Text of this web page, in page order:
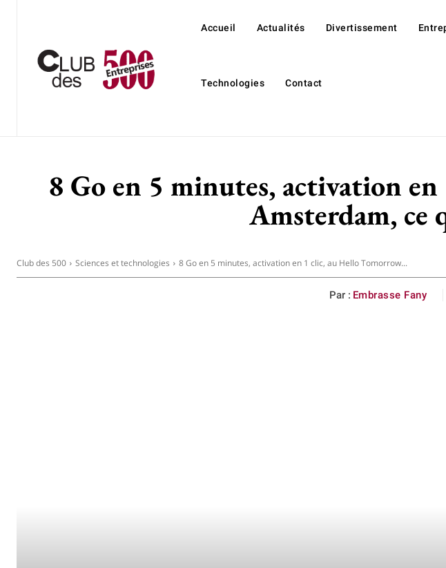
Accueil Actualités Divertissement
Technologies Contact
8 Go en 5 minutes, activation
Amsterdam, ce
Club des 500 Sciences et technologies 8 Go en 5 minutes, activation en 1 clic, au Hello Tomorrow...
Par : Embrasse Fany